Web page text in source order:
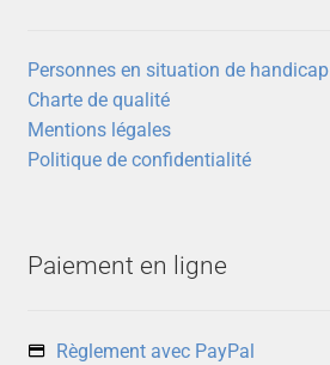
Personnes en situation de handicap
Charte de qualité
Mentions légales
Politique de confidentialité
Paiement en ligne
Règlement avec PayPal